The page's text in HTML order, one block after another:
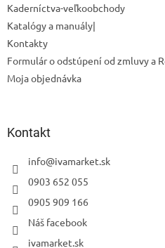
Kaderníctva-veľkoobchody
Katalógy a manuály|
Kontakty
Formulár o odstúpení od zmluvy a
Moja objednávka
Kontakt
info@ivamarket.sk
0903 652 055
0905 909 166
Náš facebook
ivamarket.sk